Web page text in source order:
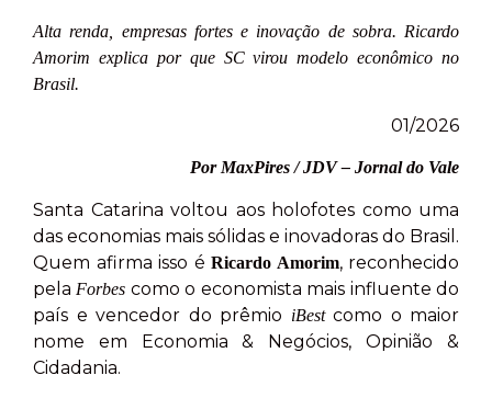
Alta renda, empresas fortes e inovação de sobra. Ricardo
Amorim explica por que SC virou modelo econômico no
Brasil.
01/2026
Por MaxPires / JDV – Jornal do Vale
Santa Catarina voltou aos holofotes como uma
das economias mais sólidas e inovadoras do Brasil.
Quem afirma isso é Ricardo Amorim, reconhecido
pelaForbes como o economista mais influente do
país e vencedor do prêmio iBestcomo o maior
nome em Economia & Negócios, Opinião &
Cidadania.